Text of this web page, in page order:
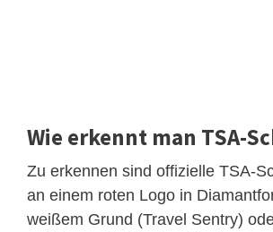
Wie erkennt man TSA-
Zu erkennen sind offizielle TSA-
an einem roten Logo in
weißem Grund (Travel Sentry)